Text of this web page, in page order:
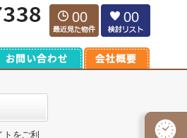
00 00
をご利